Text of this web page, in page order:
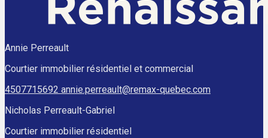
Annie Perreault
Courtier immobilier résidentiel et commercial
4507715692 annie.perreault@remax-quebec.com
Nicholas Perreault-Gabriel
Courtier immobilier résidentiel